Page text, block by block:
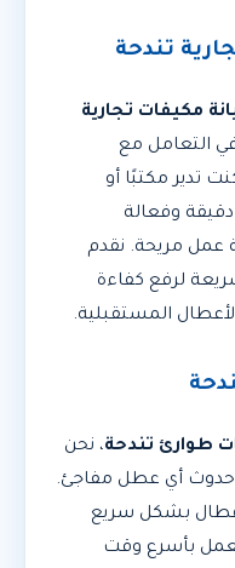
تندحة
مكيفات تجارية
التعامل مع
تدير مكتبًا أو
وفعالة
عمل مريحة. نقدم
لرفع كفاءة
المستقبلية.
طوارئ تندحة، نحن
حدوث أي عطل مفاجئ.
بشكل سريع
بأسرع وقت